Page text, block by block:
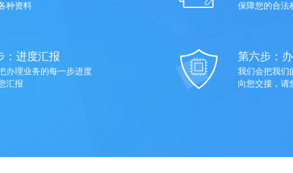
种资料
保障您的合法
：进度汇报
办理业务的每一步进度
汇报
第六步：
我们会把我们
向您交接，请